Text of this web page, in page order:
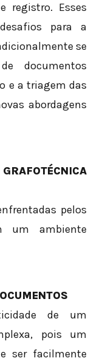
registro. Esses
para a
se
documentos
e a triagem das
abordagens
pelos
um ambiente
de um
pois um
ser facilmente